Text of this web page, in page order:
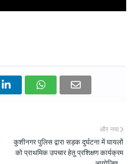
और नया
कुशीनगर पुलिस द्वारा सड़क दुर्घटना में घायलों
को प्राथमिक उपचार हेतु प्रशिक्षण कार्यक्रम